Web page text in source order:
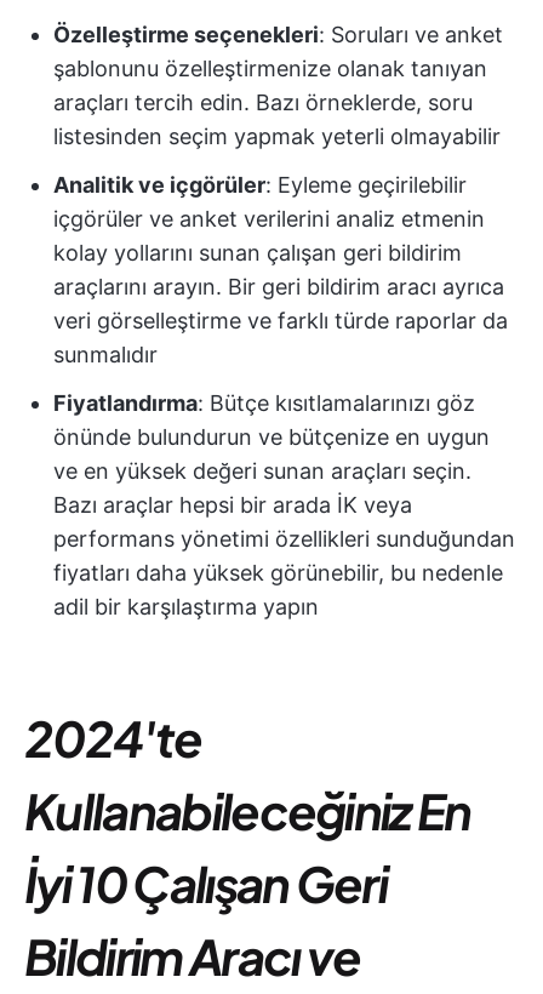
Özelleştirme seçenekleri: Soruları ve anket
şablonunu özelleştirmenize olanak tanıyan
araçları tercih edin. Bazı örneklerde, soru
listesinden seçim yapmak yeterli olmayabilir
Analitik ve içgörüler: Eyleme geçirilebilir
içgörüler ve anket verilerini analiz etmenin
kolay yollarını sunan çalışan geri bildirim
araçlarını arayın. Bir geri bildirim aracı ayrıca
veri görselleştirme ve farklı türde raporlar da
sunmalıdır
Fiyatlandırma: Bütçe kısıtlamalarınızı göz
önünde bulundurun ve bütçenize en uygun
ve en yüksek değeri sunan araçları seçin.
Bazı araçlar hepsi bir arada İK veya
performans yönetimi özellikleri sunduğundan
fiyatları daha yüksek görünebilir, bu nedenle
adil bir karşılaştırma yapın
2024'te
Kullanabileceğiniz En
İyi 10 Çalışan Geri
Bildirim Aracı ve